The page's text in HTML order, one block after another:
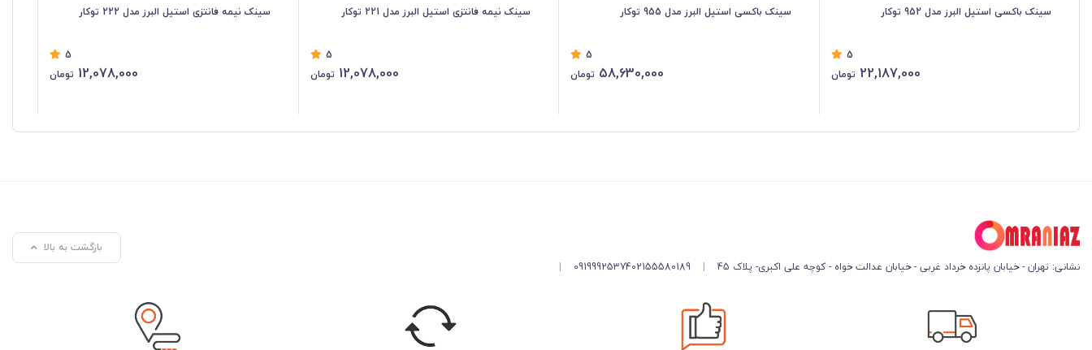
سینک باکسی استیل البرز مدل 952 توکار
5
22,187,000 تومان
سینک باکسی استیل البرز مدل 955 توکار
5
58,630,000 تومان
سینک نیمه فانتزی استیل البرز مدل 221 توکار
5
12,078,000 تومان
سینک نیمه فانتزی استیل البرز مدل 222 توکار
5
12,078,000 تومان
نشانی: تهران - خیابان پانزده خرداد غربی - خیابان عدالت خواه - کوچه علی اکبری- پلاک 45 |
02155580189
09199925374
|
بازگشت به بالا